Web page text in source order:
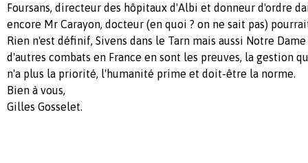
Foursans, directeur des hôpitaux d'Albi et donneur d'ordre
encore Mr Carayon, docteur (en quoi ? on ne sait pas)
Rien n'est définif, Sivens dans le Tarn mais aussi Notre
d'autres combats en France en sont les preuves, la gestion
n'a plus la priorité, l'humanité prime et doit-être la norme.
Bien à vous,
Gilles Gosselet.